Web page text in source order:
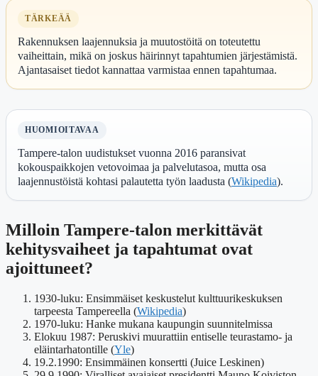
TÄRKEÄÄ
Rakennuksen laajennuksia ja muutostöitä on toteutettu
vaiheittain, mikä on joskus häirinnyt tapahtumien järjestämistä.
Ajantasaiset tiedot kannattaa varmistaa ennen tapahtumaa.
HUOMIOITAVAA
Tampere-talon uudistukset vuonna 2016 paransivat
kokouspaikkojen vetovoimaa ja palvelutasoa, mutta osa
laajennustöistä kohtasi palautetta työn laadusta (Wikipedia).
Milloin Tampere-talon merkittävät
kehitysvaiheet ja tapahtumat ovat
ajoittuneet?
1930-luku: Ensimmäiset keskustelut kulttuurikeskuksen
tarpeesta Tampereella (Wikipedia)
1970-luku: Hanke mukana kaupungin suunnitelmissa
Elokuu 1987: Peruskivi muurattiin entiselle teurastamo- ja
eläintarhatontille (Yle)
19.2.1990: Ensimmäinen konsertti (Juice Leskinen)